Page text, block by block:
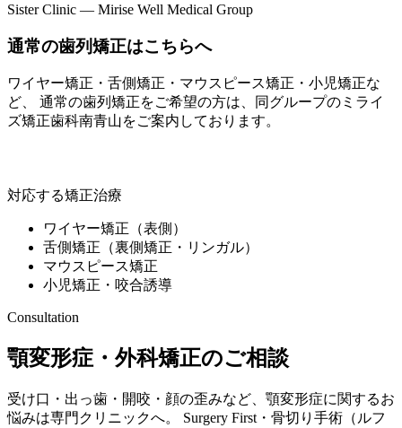
Sister Clinic — Mirise Well Medical Group
通常の歯列矯正はこちらへ
ワイヤー矯正・舌側矯正・マウスピース矯正・小児矯正な
ど、 通常の歯列矯正をご希望の方は、同グループの ミライ
ズ矯正歯科南青山をご案内しております。
対応する矯正治療
ワイヤー矯正（表側）
舌側矯正（裏側矯正・リンガル）
マウスピース矯正
小児矯正・咬合誘導
Consultation
顎変形症・外科矯正のご相談
受け口・出っ歯・開咬・顔の歪みなど、顎変形症に関するお
悩みは専門クリニックへ。 Surgery First・骨切り手術（ルフ